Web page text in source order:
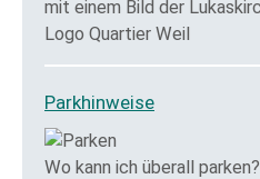
Logo Quartier Weil
Parkhinweise
Wo kann ich überall parken?